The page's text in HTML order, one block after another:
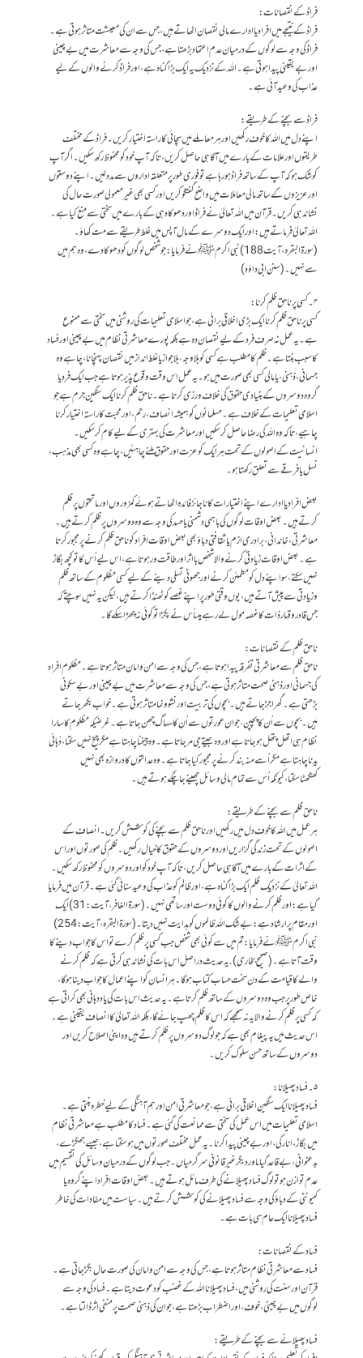
فراڈ کے نقصانات:
فراڈ کے نتیجے میں افراد یا ادارے مالی نقصان اٹھاتے ہیں، جس سے ان کی معیشت متاثر ہوتی ہے۔
فراڈ کی وجہ سے لوگوں کے درمیان عدم اعتماد بڑھتا ہے، جس کی وجہ سے معاشرت میں بے چینی
اور بے یقینی پیدا ہوتی ہے۔اللہ کے نزدیک یہ ایک بڑا گناہ ہے، اور فراڈ کرنے والوں کے لیے
عذاب کی وعیدآئی ہے۔
فراڈ سے بچنے کے طریقے:
اپنے دل میں اللہ کا خوف رکھیں اور ہر معاملے میں سچائی کا راستہ اختیار کریں۔فراڈ کے مختلف
طریقوں اور علامات کے بارے میں آگاہی حاصل کریں، تاکہ آپ خود کو محفوظ رکھ سکیں۔اگر آپ
کو شک ہو کہ آپ کے ساتھ فراڈ ہو رہا ہے تو فوری طور پر متعلقہ اداروں سے مدد لیں۔اپنے دوستوں
اور عزیزوں کے ساتھ مالی معاملات میں واضح گفتگو کریں اور کسی بھی غیر معمولی صورت حال کی
نشاندہی کریں۔ قرآن میں اللہ تعالیٰ نے فراڈ اور دھوکا دہی کے بارے میں سختی سے منع کیا ہے۔
اللہ تعالیٰ فرماتے ہیں:اور ایک دوسرے کے مال آپس میں غلط طریقے سے مت کھاؤ۔
(سورۃالبقرہ،آیت 188) نبی اکرم ﷺ نے فرمایا:جو شخص لوگوں کو دھوکا دے، وہ ہم میں
سے نہیں۔(سنن ابی داؤد)
۴۔کسی پرناحق ظلم کرنا:
کسی پر ناحق ظلم کرنا ایک بڑی اخلاقی برائی ہے، جو اسلامی تعلیمات کی روشنی میں سختی سے ممنوع
ہے۔ یہ عمل نہ صرف فرد کے لیے نقصان دہ ہے بلکہ پورے معاشرتی نظام میں بے چینی اور فساد
کا سبب بنتا ہے۔ ظلم کا مطلب ہے کسی کو بلا وجہ، بلا جواز یا غلط انداز میں نقصان پہنچانا، چاہے وہ
جسمانی، ذہنی، یا مالی کسی بھی صورت میں ہو۔ یہ عمل اس وقت وقوع پذیر ہوتا ہے جب ایک فرد یا
گروہ دوسروں کے بنیادی حقوق کی خلاف ورزی کرتا ہے۔ ناحق ظلم کرنا ایک سنگین جرم ہے جو
اسلامی تعلیمات کے خلاف ہے۔ مسلمانوں کو ہمیشہ انصاف، رحم، اور محبت کا راستہ اختیار کرنا
چاہیے، تاکہ وہ اللہ کی رضا حاصل کر سکیں اور معاشرت کی بہتری کے لیے کام کر سکیں۔
انسانیت کے اصولوں کے تحت ہر ایک کو عزت اور حقوق ملنے چاہئیں، چاہے وہ کسی بھی مذہب،
نسل یا فرقے سے تعلق رکھتا ہو۔
بعض افراد یا ادارے اپنے اختیارات کا ناجائز فائدہ اٹھاتےہوئے کمزوروں اور ماتحتوں پر ظلم
کرتے ہیں۔بعض اوقات لوگوں کی باہمی دشمنی یا حسد کی وجہ سے وہ دوسروں پر ظلم کرتے ہیں۔
معاشرتی،خاندانی،برادری ازم یا ثقافتی دباؤ بھی بعض اوقات افراد کو ناحق ظلم کرنے پر مجبور کرتا
ہے۔بعض اوقات زیادتی کرنے والا شخص بااثر اور طاقت ور ہوتاہے،اس لیے اُس کاتوکچھ بگاڑ
نہیں سکتے،سواپنے دل کو مطمئن کرنےاور جھوٹی تسلی دینے کے لیے کسی مظلوم کے ساتھ ظلم
وزیادتی سے پیش آتے ہیں ،یوں وقتی طور پراپنے غصے کو ٹھنڈا کرتے ہیں،لیکن یہ نہیں سوچتےکہ
جس قادر وقہا ر ذات کا غصہ مول لے رہے ہیںاُس نے پکڑاتوکوئی نہ چھُڑا سکے گا۔
ناحق ظلم کے نقصانات:
ناحق ظلم سے معاشرتی تفرقہ پیدا ہوتا ہے، جس کی وجہ سے امن و امان متاثر ہوتا ہے۔مظلوم افراد
کی جسمانی اور ذہنی صحت متاثر ہوتی ہے، جس کی وجہ سے معاشرت میں بے چینی اور بے سکونی
بڑھتی ہے۔گھر اجڑ جاتے ہیں۔بچوں کی تربیت اور نشوونما متاثر ہوتی ہے۔خواب بکھر جاتے
ہیں۔بچوں سے اُن کا پچپن،جوان عورتوں سے اُن کاسہاگ چھن جاتاہے۔غرضیکہ مظلوم کا سارا
نظام ہی اتھل پتھل ہوجاتاہے اور وہ جیتے جی مرجاتاہے۔وہ چیخناچاہتاہے مگر چیخ نہیں سکتا،دُہائی
یدناچاہتاہے مگر اُسے منہ بند کرنے پرمجبور کیاجاتاہے۔وہ عدالتوں کا دروازہ بھی نہیں
کھٹکھٹاسکتا،کیونکہ اُس سے تمام مالی وسائل چھینے جاچُکے ہوتے ہیں۔
ناحق ظلم سے بچنے کے طریقے:
ہر عمل میں اللہ کا خوف دل میں رکھیں اور ناحق ظلم سے بچنے کی کوشش کریں۔انصاف کے
اصولوں کے تحت زندگی گزاریں اور دوسروں کے حقوق کا خیال رکھیں۔ظلم کی صورتوں اور اس
کے اثرات کے بارے میں آگاہی حاصل کریں، تاکہ آپ خود کو اور دوسروں کو محفوظ رکھ سکیں۔
اللہ تعالیٰ کے نزدیک ظلم ایک بڑا گناہ ہے، اور ظالم کو عذاب کی وعیدسنائی گئی ہے۔ قرآن میں فرمایا
گیا ہے:اور ظلم کرنے والوں کا کوئی دوست اور ساتھی نہیں۔ (سورۃ الغافر،آیت: 31)ایک
اور مقام پرارشاد ہے:بے شک اللہ ظالموں کو ہدایت نہیں دیتا۔ (سورۃالبقرہ،آیت: 254)
نبی اکرم ﷺ نے فرمایا:تم میں سے کوئی بھی شخص جب کسی پر ظلم کرے تو اس کا جواب دینے کا
وقت آتا ہے۔(صحیح بخاری). یہ حدیث دراصل اس بات کی نشاندہی کرتی ہے کہ ظلم کرنے
والے کا قیامت کے دن سخت حساب کتاب ہوگا۔ ہر انسان کو اپنے اعمال کا جواب دینا ہوگا،
خاص طور پر جب وہ دوسروں کے ساتھ ظلم کرتا ہے۔یہ حدیث اس بات کی یاد دہانی بھی کراتی ہے
کہ کسی پر ظلم کرنے والا یہ نہ سمجھے کہ اس کا ظلم چھپ جائے گا، بلکہ اللہ تعالیٰ کا انصاف یقینی ہے۔
اس حدیث میں یہ پیغام بھی ہے کہ جو لوگ دوسروں پر ظلم کرتے ہیں وہ اپنی اصلاح کریں اور
دوسروں کے ساتھ حسن سلوک کریں۔
۵۔ فساد پھیلانا:
فساد پھیلانا ایک سنگین اخلاقی برائی ہے، جو معاشرتی امن اور ہم آہنگی کے لیے خطرہ بنتی ہے۔
اسلامی تعلیمات میں اس عمل کی سختی سے ممانعت کی گئی ہے۔فساد کا مطلب ہے معاشرتی نظام
میں بگاڑ، انارکی، اور بے چینی پیدا کرنا۔ یہ عمل مختلف صورتوں میں ہو سکتا ہے، جیسے جھگڑے،
بدعنوانی، بے قاعدگیاںاور دیگر غیر قانونی سرگرمیاں۔ جب لوگوں کے درمیان وسائل کی تقسیم میں
عدم توازن ہو تو لوگ فساد پھیلانے کی طرف مائل ہوتے ہیں۔بعض اوقات افراد اپنے گروہ یا
کمیونٹی کے دباؤ کی وجہ سے فساد پھیلانے کی کوشش کرتے ہیں۔سیاست میں مفادات کی خاطر
فساد پھیلانا ایک عام سی بات ہے۔
فساد کے نقصانات:
فساد سے معاشرتی نظام متاثر ہوتا ہے، جس کی وجہ سے امن و امان کی صورت حال بگڑ جاتی ہے۔
قرآن اور سنت کی روشنی میں، فساد پھیلانا اللہ کے غضب کو دعوت دیتا ہے۔فساد کی وجہ سے
لوگوں میں بے چینی، خوف، اور اضطراب بڑھتا ہے، جو ان کی ذہنی صحت پر منفی اثر ڈالتا ہے۔
فساد پھیلانے سے بچنے کے طریقے: